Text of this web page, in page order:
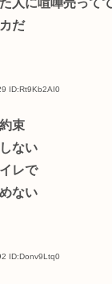
だ
ID:Rt9Kb2AI0
束
ない
レで
ない
ID:Donv9Ltq0